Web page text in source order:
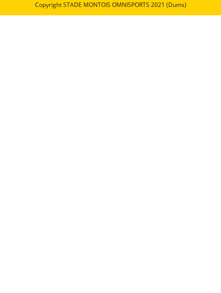
Copyright STADE MONTOIS OMNISPORTS 2021 (Dums)